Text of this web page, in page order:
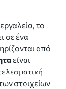
το
σε ένα
από
είναι
στοιχείων